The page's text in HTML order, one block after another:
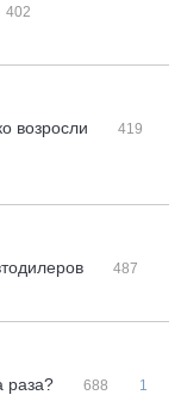
402
возросли
419
487
раза?
688 1